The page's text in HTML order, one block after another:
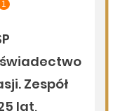
parafii Kłopoty-
Drohiczyńską